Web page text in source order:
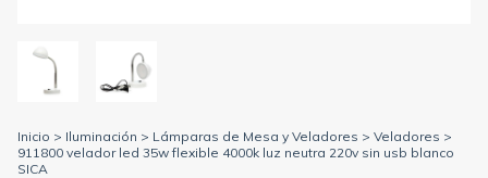
Inicio > Iluminación > Lámparas de Mesa y Veladores > Veladores >
911800 velador led 35w flexible 4000k luz neutra 220v sin usb blanco
SICA